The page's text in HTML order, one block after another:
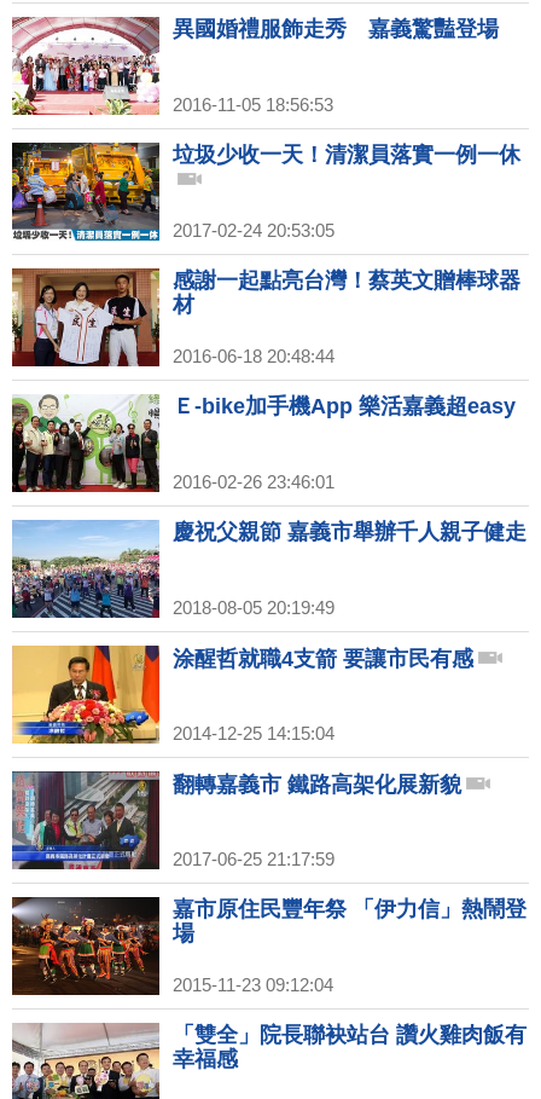
異國婚禮服飾走秀 嘉義驚豔登場
2016-11-05 18:56:53
垃圾少收一天！清潔員落實一例一休
2017-02-24 20:53:05
感謝一起點亮台灣！蔡英文贈棒球器
材
2016-06-18 20:48:44
Ｅ-bike加手機App 樂活嘉義超easy
2016-02-26 23:46:01
慶祝父親節 嘉義市舉辦千人親子健走
2018-08-05 20:19:49
涂醒哲就職4支箭 要讓市民有感
2014-12-25 14:15:04
翻轉嘉義市 鐵路高架化展新貌
2017-06-25 21:17:59
嘉市原住民豐年祭 「伊力信」熱鬧登
場
2015-11-23 09:12:04
「雙全」院長聯袂站台 讚火雞肉飯有
幸福感